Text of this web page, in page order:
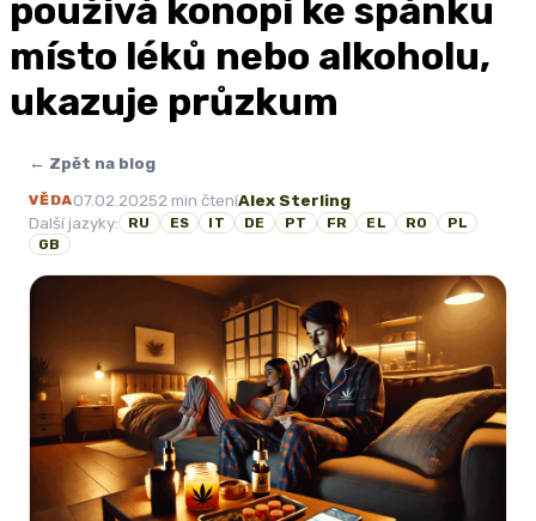
používá konopí ke spánku
místo léků nebo alkoholu,
ukazuje průzkum
← Zpět na blog
VĚDA07.02.20252 min čteníAlex Sterling
Další jazyky:
RU ES IT DE PT FR EL RO
PL
GB